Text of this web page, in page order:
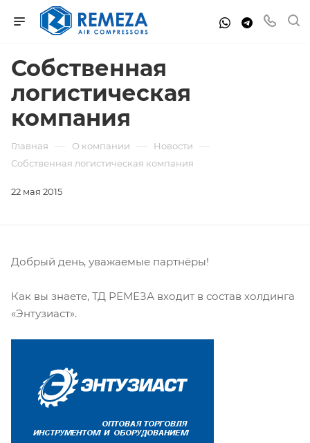
Собственная
логистическая
компания
Главная — О компании — Новости —
Собственная логистическая компания
22 мая 2015
Добрый день, уважаемые партнёры!
Как вы знаете, ТД РЕМЕЗА входит в состав холдинга
«Энтузиаст».